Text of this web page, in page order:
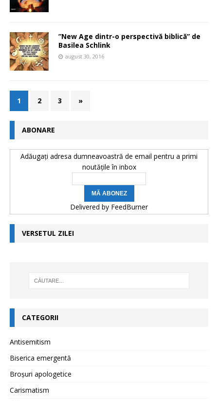
”New Age dintr-o perspectivă biblică” de
Basilea Schlink
august 30, 2016
1 2 3 »
ABONARE
Adăugați adresa dumneavoastră de email pentru a primi
noutățile în inbox
Delivered by FeedBurner
VERSETUL ZILEI
CATEGORII
Antisemitism
Biserica emergentă
Broșuri apologetice
Carismatism